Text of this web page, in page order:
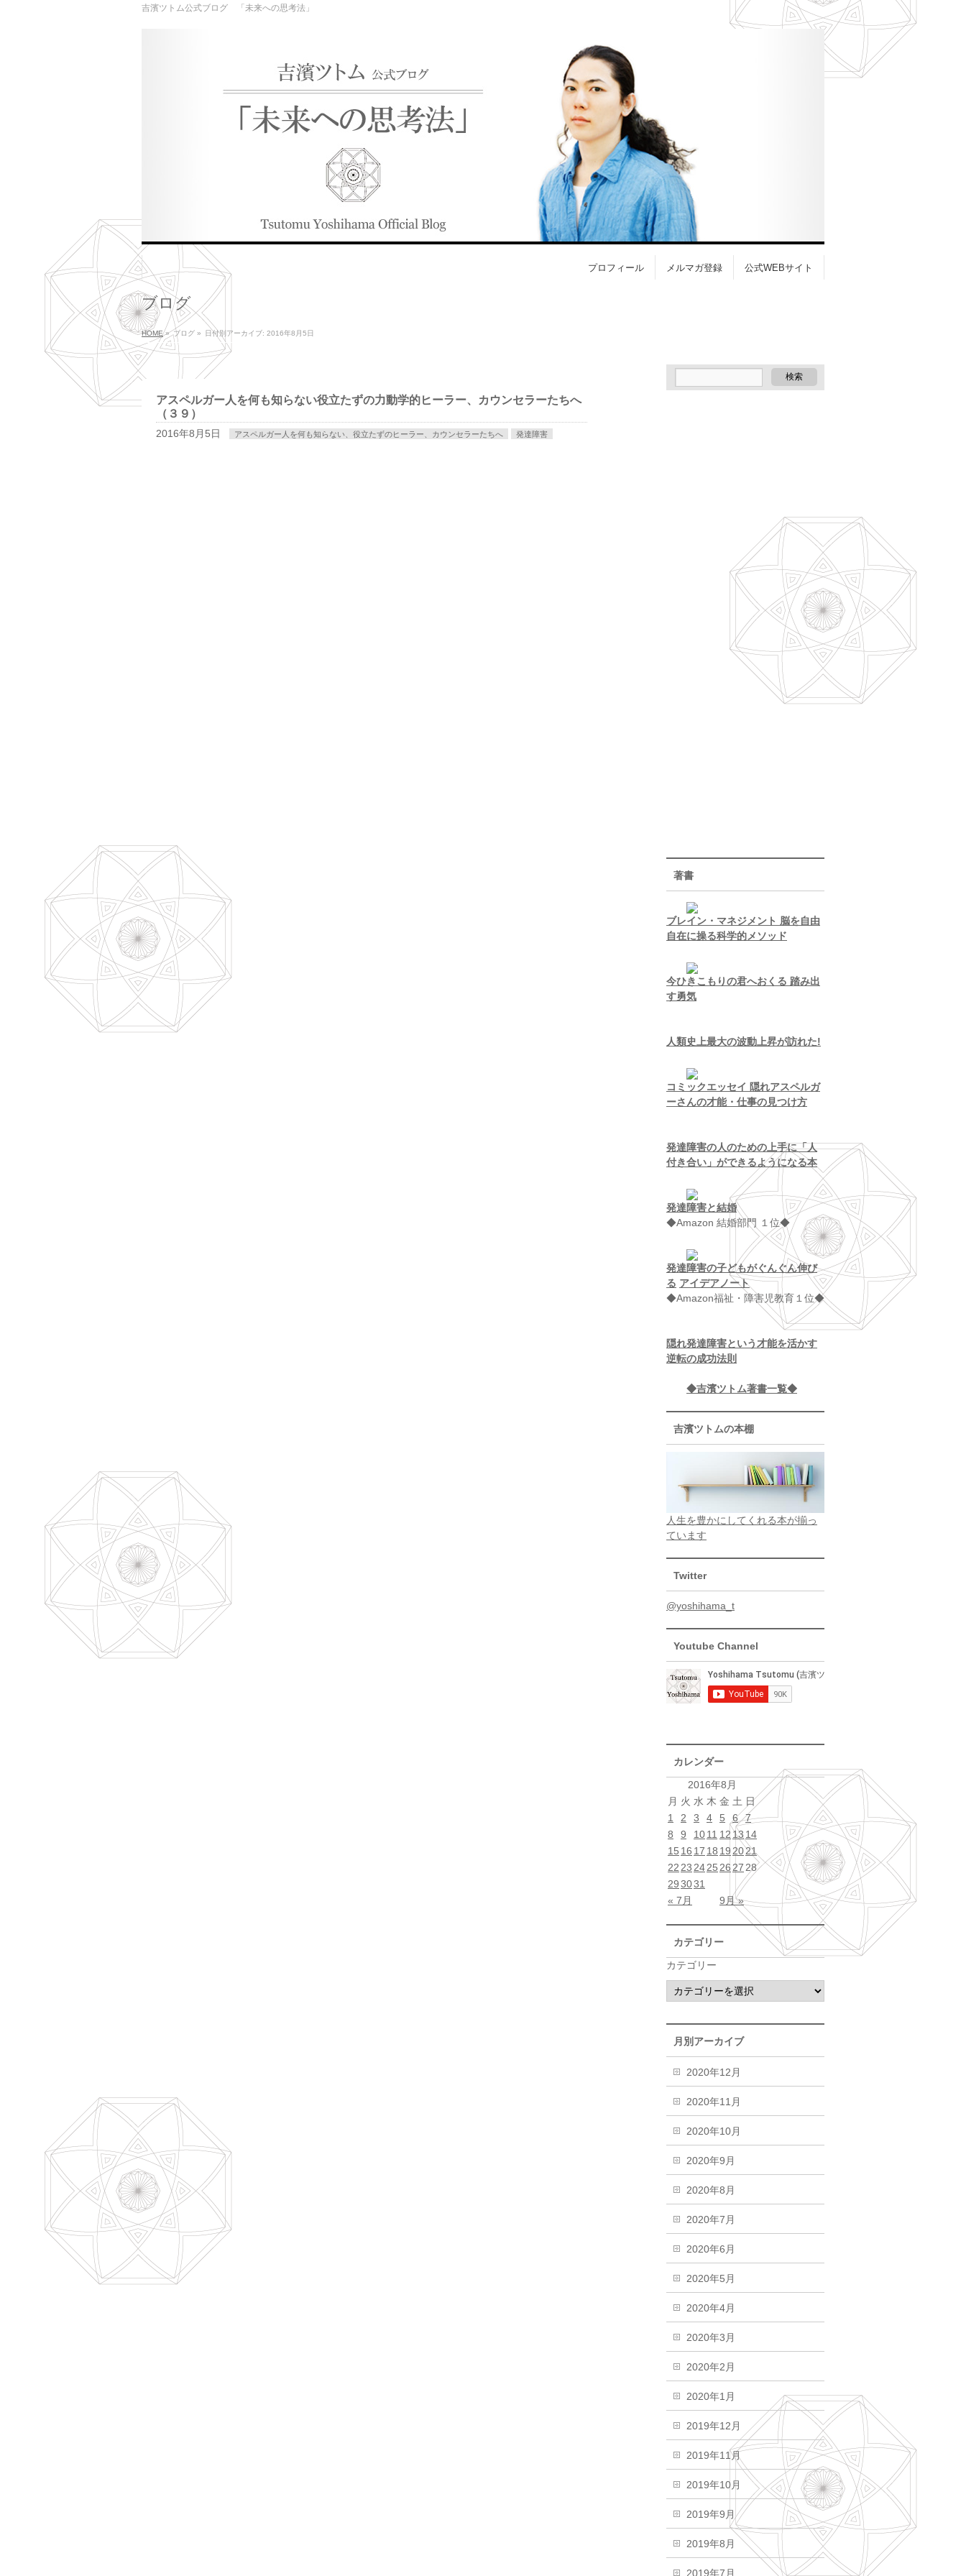
吉濱ツトム公式ブログ 「未来への思考法」
公式WEBサイト
メルマガ登録
プロフィール
ブログ
HOME» ブログ » 日付別アーカイブ: 2016年8月5日
アスペルガー人を何も知らない役立たずの力動学的ヒーラー、カウンセラーたちへ
（３９）
2016年8月5日 アスペルガー人を何も知らない、役立たずのヒーラー、カウンセラーたちへ 発達障害
著書
ブレイン・マネジメント 脳を自由
自在に操る科学的メソッド
今ひきこもりの君へおくる 踏み出
す勇気
人類史上最大の波動上昇が訪れた!
コミックエッセイ 隠れアスペルガ
ーさんの才能・仕事の見つけ方
発達障害の人のための上手に「人
付き合い」ができるようになる本
発達障害と結婚
◆Amazon 結婚部門 １位◆
発達障害の子どもがぐんぐん伸び
る アイデアノート
◆Amazon福祉・障害児教育１位◆
隠れ発達障害という才能を活かす
逆転の成功法則
◆吉濱ツトム著書一覧◆
吉濱ツトムの本棚
人生を豊かにしてくれる本が揃っ
ています
Twitter
@yoshihama_t
Youtube Channel
カレンダー
2016年8月
月 火 水 木 金 土 日
« 7月 9月 »
1 2 3 4 5 6
7
8
9 1011 12 13 14
15 16 17 18 192021
22232425262728
293031
カテゴリー
カテゴリー
月別アーカイブ
2020年12月
2020年11月
2020年10月
2020年9月
2020年8月
2020年7月
2020年6月
2020年5月
2020年4月
2020年3月
2020年2月
2020年1月
2019年12月
2019年11月
2019年10月
2019年9月
2019年8月
2019年7月